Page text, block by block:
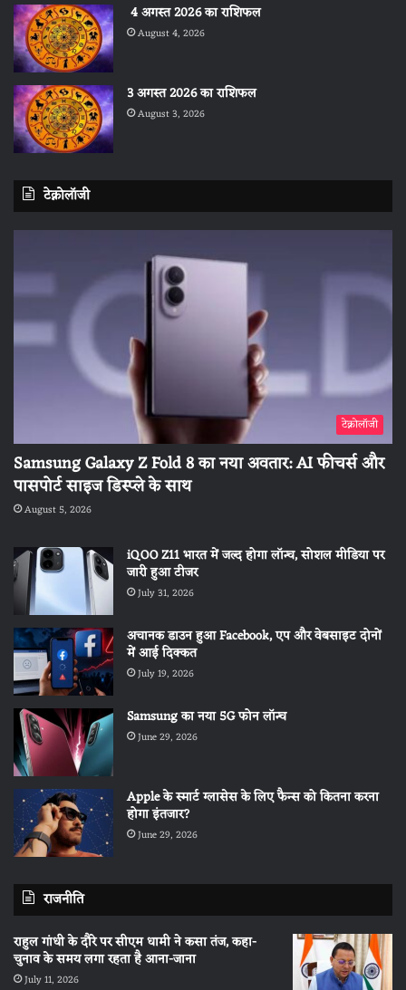
4 अगस्त 2026 का राशिफल
August 4, 2026
3 अगस्त 2026 का राशिफल
August 3, 2026
टेक्नोलॉजी
टेक्नोलॉजी
Samsung Galaxy Z Fold 8 का नया अवतार: AI फीचर्स और
पासपोर्ट साइज डिस्प्ले के साथ
August 5, 2026
iQOO Z11 भारत में जल्द होगा लॉन्च, सोशल मीडिया पर
जारी हुआ टीजर
July 31, 2026
अचानक डाउन हुआ Facebook, एप और वेबसाइट दोनों
में आई दिक्कत
July 19, 2026
Samsung का नया 5G फोन लॉन्च
June 29, 2026
Apple के स्मार्ट ग्लासेस के लिए फैन्स को कितना करना
होगा इंतजार?
June 29, 2026
राजनीति
राहुल गांधी के दौरे पर सीएम धामी ने कसा तंज, कहा-
चुनाव के समय लगा रहता है आना-जाना
July 11, 2026